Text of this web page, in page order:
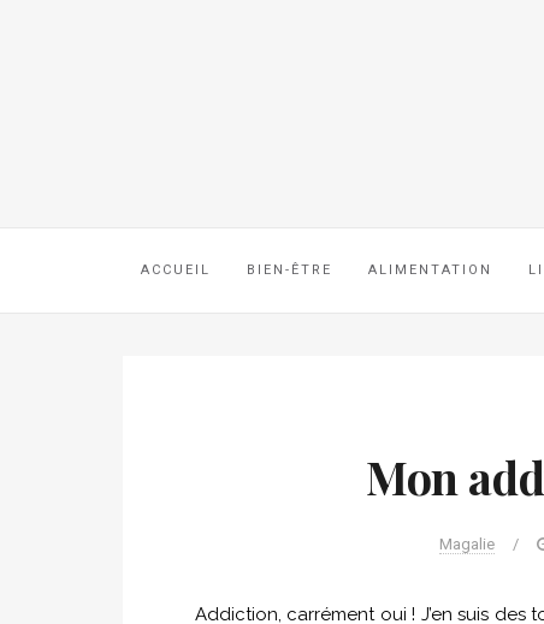
ACCUEIL BIEN-ÊTRE ALIMENTATION
Mon
Magalie /
Addiction, carrément oui ! J’en suis des